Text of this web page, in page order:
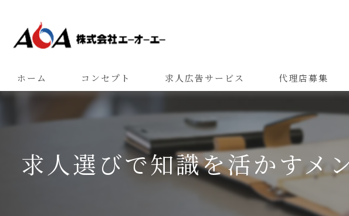
ホーム コンセプト 求人広告サービス 代理店募集
求人選びで知識を活かすメ